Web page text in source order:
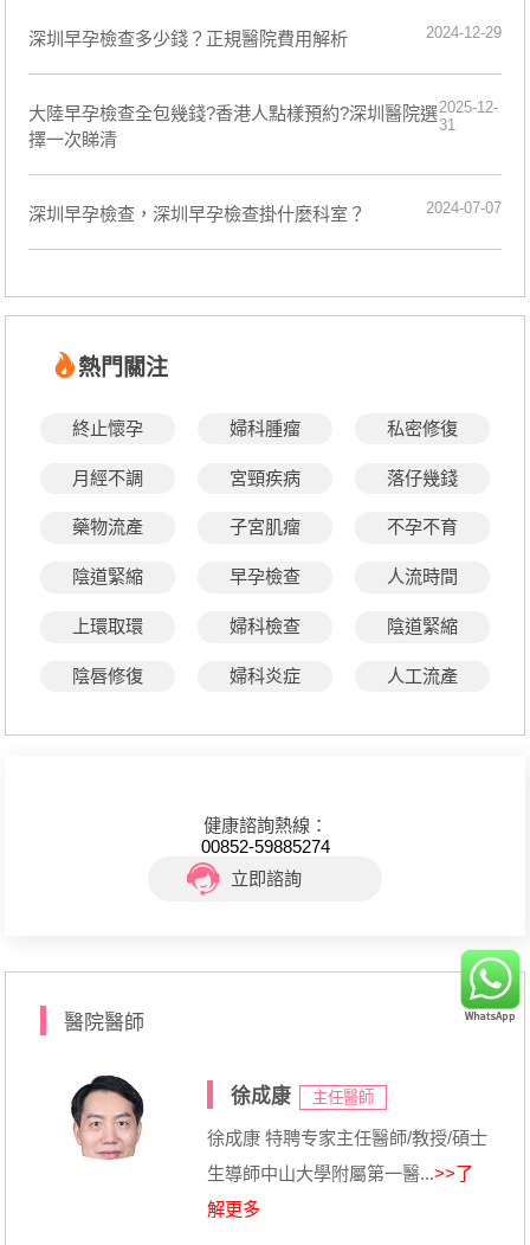
深圳早孕檢查多少錢？正規醫院費用解析 2024-12-29
大陸早孕檢查全包幾錢?香港人點樣預約?深圳醫院選
擇一次睇清
2025-12-
31
​深圳早孕檢查，深圳早孕檢查掛什麼科室？ 2024-07-07
熱門關注
終止懷孕 婦科腫瘤 私密修復
月經不調 宮頸疾病 落仔幾錢
藥物流產 子宮肌瘤 不孕不育
陰道緊縮 早孕檢查 人流時間
上環取環 婦科檢查 陰道緊縮
陰唇修復 婦科炎症 人工流產
健康諮詢熱線：
00852-59885274
立即諮詢
醫院醫師
徐成康 主任醫師
徐成康 特聘专家主任醫師/教授/碩士
生導師中山大學附屬第一醫...>>了
解更多